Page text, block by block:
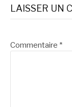
suite
LAISSER UN
Commentaire *